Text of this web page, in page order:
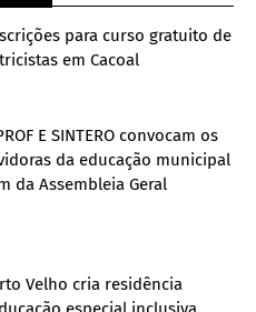
para curso gratuito de
em Cacoal
E SINTERO convocam os
da educação municipal
da Assembleia Geral
Velho cria residência